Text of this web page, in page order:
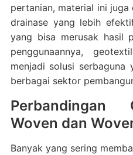
pertanian, material ini
drainase yang lebih
yang bisa merusak hasil
penggunaannya,
menjadi solusi serbaguna
berbagai sektor
Perbandingan
Woven dan
Banyak yang sering